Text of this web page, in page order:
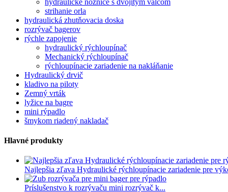
strihanie orla
hydraulická zhutňovacia doska
rozrývač bagerov
rýchle zapojenie
hydraulický rýchloupínač
Mechanický rýchloupínač
rýchloupínacie zariadenie na nakláňanie
Hydraulický drvič
kladivo na piloty
Zemný vrták
lyžice na bagre
mini rýpadlo
šmykom riadený nakladač
Hlavné produkty
Najlepšia zľava Hydraulické rýchloupínacie zariadenie pre
Príslušenstvo k rozrývaču mini rozrývač k...